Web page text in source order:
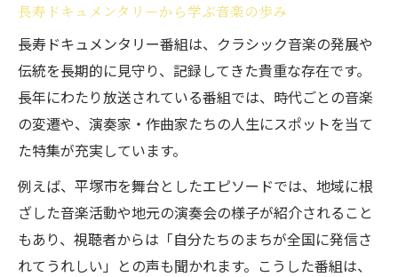
長寿ドキュメンタリーから学ぶ音楽の歩み
長寿ドキュメンタリー番組は、クラシック音楽の発展や
伝統を長期的に見守り、記録してきた貴重な存在です。
長年にわたり放送されている番組では、時代ごとの音楽
の変遷や、演奏家・作曲家たちの人生にスポットを当て
た特集が充実しています。
例えば、平塚市を舞台としたエピソードでは、地域に根
ざした音楽活動や地元の演奏会の様子が紹介されること
もあり、視聴者からは「自分たちのまちが全国に発信さ
れてうれしい」との声も聞かれます。こうした番組は、